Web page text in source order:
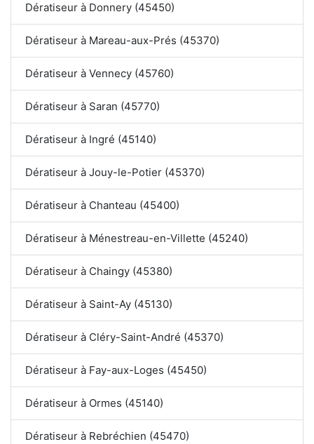
Dératiseur à Donnery (45450)
Dératiseur à Mareau-aux-Prés (45370)
Dératiseur à Vennecy (45760)
Dératiseur à Saran (45770)
Dératiseur à Ingré (45140)
Dératiseur à Jouy-le-Potier (45370)
Dératiseur à Chanteau (45400)
Dératiseur à Ménestreau-en-Villette (45240)
Dératiseur à Chaingy (45380)
Dératiseur à Saint-Ay (45130)
Dératiseur à Cléry-Saint-André (45370)
Dératiseur à Fay-aux-Loges (45450)
Dératiseur à Ormes (45140)
Dératiseur à Rebréchien (45470)